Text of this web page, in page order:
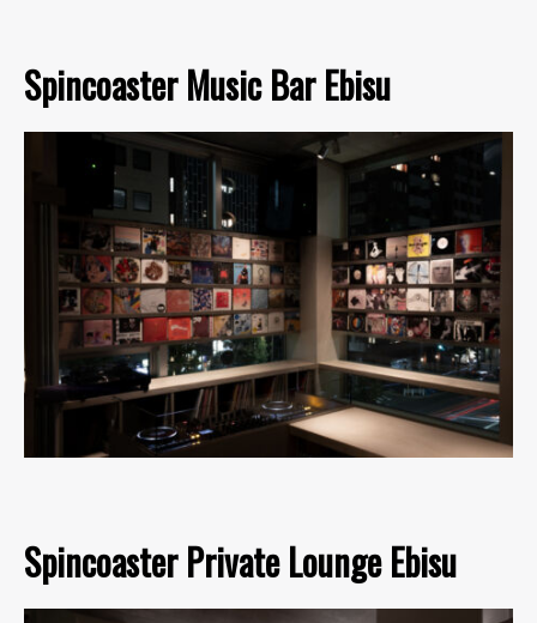
Spincoaster Music Bar Ebisu
Spincoaster Private Lounge Ebisu